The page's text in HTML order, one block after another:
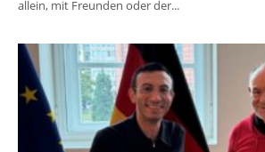
allein, mit Freunden oder der...